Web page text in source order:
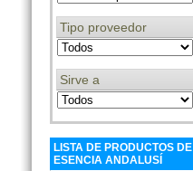
Tipo proveedor
Sirve a
LISTA DE PRODUCTOS DE
ESENCIA ANDALUSÍ